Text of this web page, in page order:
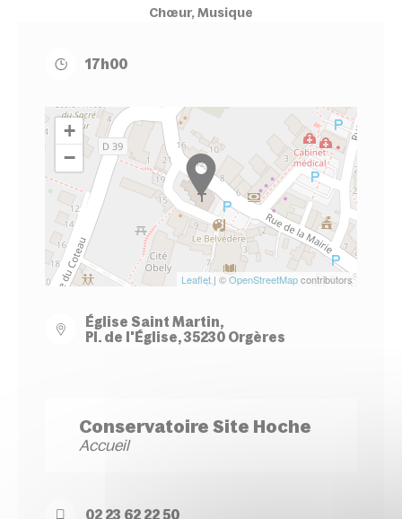
Chœur, Musique
17h00
+
−
Leaflet | ©OpenStreetMapcontributors
Église Saint Martin,
Pl. de l'Église, 35230 Orgères
Conservatoire Site Hoche
Accueil
02 23 62 22 50